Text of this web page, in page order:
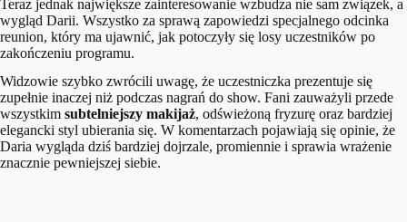
Teraz jednak największe zainteresowanie wzbudza nie sam związek, a
wygląd Darii. Wszystko za sprawą zapowiedzi specjalnego odcinka
reunion, który ma ujawnić, jak potoczyły się losy uczestników po
zakończeniu programu.
Widzowie szybko zwrócili uwagę, że uczestniczka prezentuje się
zupełnie inaczej niż podczas nagrań do show. Fani zauważyli przede
wszystkim subtelniejszy makijaż, odświeżoną fryzurę oraz bardziej
elegancki styl ubierania się. W komentarzach pojawiają się opinie, że
Daria wygląda dziś bardziej dojrzale, promiennie i sprawia wrażenie
znacznie pewniejszej siebie.